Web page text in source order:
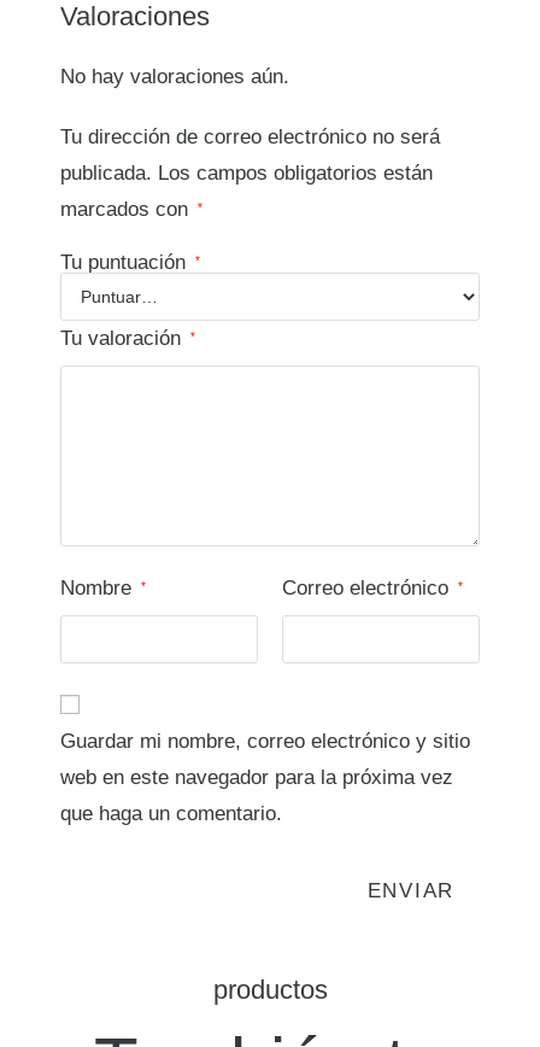
Valoraciones
No hay valoraciones aún.
Tu dirección de correo electrónico no será
publicada. Los campos obligatorios están
marcados con
*
Tu puntuación *
Tu valoración *
Nombre * Correo electrónico *
Guardar mi nombre, correo electrónico y sitio
web en este navegador para la próxima vez
que haga un comentario.
productos